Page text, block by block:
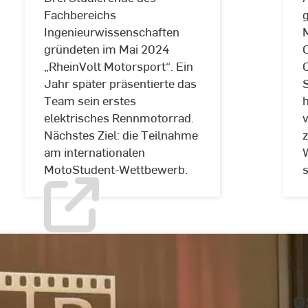
Fachbereichs
Ingenieurwissenschaften
gründeten im Mai 2024
„RheinVolt Motorsport“. Ein
Jahr später präsentierte das
Team sein erstes
elektrisches Rennmotorrad.
Nächstes Ziel: die Teilnahme
am internationalen
MotoStudent-Wettbewerb.